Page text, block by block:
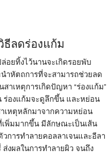
ธีลดร่องแก้ม
อยทิ้งไว้นานจะเกิดรอยพับ
ำหัตถการที่จะสามารถช่วยลด
าเหตุการเกิดปัญหา “ร่องแก้ม”
ร่องแก้มจะดูลึกขึ้น และหย่อน
เหตุหลักมาจากความหย่อน
เพิ่มมากขึ้น มีลักษณะเป็นเส้น
การทำลายคอลลาเจนและอีลา
งผลในการทำลายผิว จนถึง